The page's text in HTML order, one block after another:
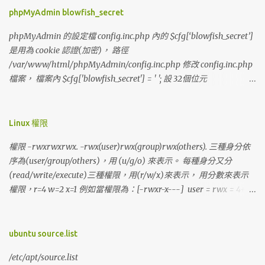
phpMyAdmin blowfish_secret
phpMyAdmin 的設定檔 config.inc.php 內的 $cfg[‘blowfish_secret’]
是用為 cookie 認證(加密)， 路徑
/var/www/html/phpMyAdmin/config.inc.php 修改 config.inc.php
檔案， 檔案內 $cfg['blowfish_secret'] = ' '; 設 32個位元
Linux 權限
權限 -rwxrwxrwx. -rwx(user)rwx(group)rwx(others). 三種身分依
序為(user/group/others)，用 (u/g/o) 來表示。 每種身分又分
(read/write/execute)三種權限，用(r/w/x)來表示， 用分數來表示
權限，r=4 w=2 x=1 例如當權限為：[-rwxr-x---] user = rwx = 4+2+1
ubuntu source.list
/etc/apt/source.list